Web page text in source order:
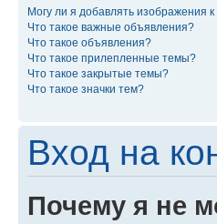
Могу ли я добавлять изображения
Что такое важные объявления?
Что такое объявления?
Что такое прилепленные темы?
Что такое закрытые темы?
Что такое значки тем?
Вход на
Почему я не